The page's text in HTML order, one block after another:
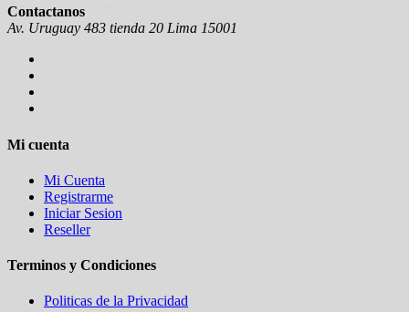
Contactanos
Av. Uruguay 483 tienda 20 Lima 15001
Mi cuenta
Mi Cuenta
Registrarme
Iniciar Sesion
Reseller
Terminos y Condiciones
Politicas de la Privacidad